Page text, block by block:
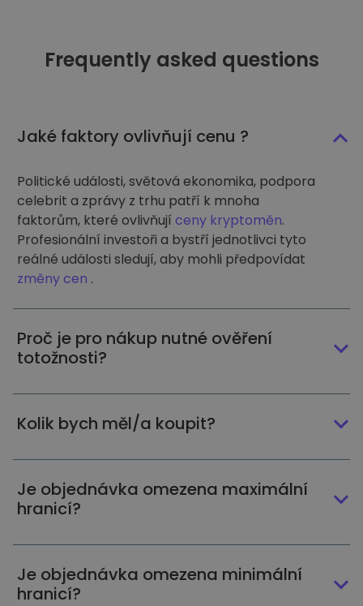
Frequently asked questions
Jaké faktory ovlivňují cenu ?
Politické události, světová ekonomika, podpora
celebrit a zprávy z trhu patří k mnoha
faktorům, které ovlivňují ceny kryptoměn.
Profesionální investoři a bystří jednotlivci tyto
reálné události sledují, aby mohli předpovídat
změny cen .
Proč je pro nákup nutné ověření
totožnosti?
Kolik bych měl/a koupit?
Je objednávka omezena maximální
hranicí?
Je objednávka omezena minimální
hranicí?